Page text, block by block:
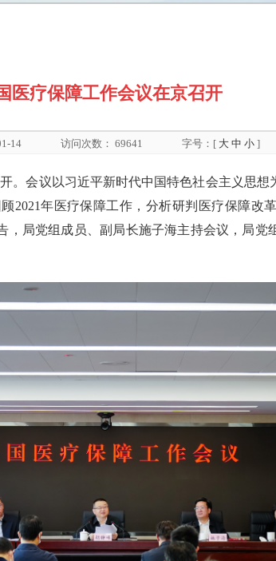
医疗保障工作会议在京召开
14 访问次数： 69641 字号：[ 大 中 小]
。会议以习近平新时代中国特色社会主义思
2021年医疗保障工作，分析研判医疗保障改
局党组成员、副局长施子海主持会议，局党